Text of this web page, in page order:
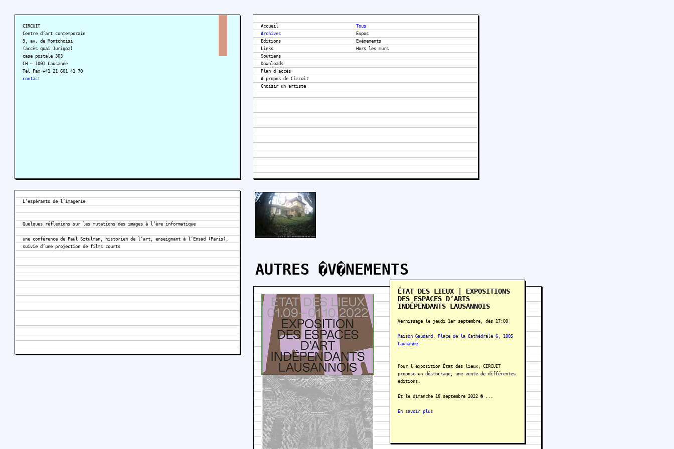
CIRCUIT
Centre d’art contemporain
9, av. de Montchoisi
(accès quai Jurigoz)
case postale 303
CH – 1001 Lausanne
Tel Fax +41 21 601 41 70
contact
Accueil
Archives
Editions
Links
Soutiens
Downloads
Plan d'accès
A propos de Circuit
Tous
Expos
Evénements
Hors les murs
L’espéranto de l’imagerie
Quelques réflexions sur les mutations des images à l’ère informatique
une conférence de Paul Sztulman, historien de l’art, enseignant à l’Ensad (Paris),
suivie d’une projection de films courts
AUTRES �V�NEMENTS
ÉTAT DES LIEUX | EXPOSITIONS
DES ESPACES D’ARTS
INDÉPENDANTS LAUSANNOIS
Vernissage le jeudi 1er septembre, dès 17:00
Maison Gaudard, Place de la Cathédrale 6, 1005
Lausanne
Pour l'exposition État des lieux, CIRCUIT
propose un déstockage, une vente de différentes
éditions.
Et le dimanche 18 septembre 2022 � ...
En savoir plus